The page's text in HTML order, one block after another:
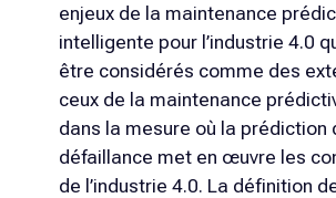
enjeux de la maintenance
intelligente pour l’industrie 4.0
être considérés comme des
ceux de la maintenance
dans la mesure où la prédiction
défaillance met en œuvre les
de l’industrie 4.0. La définition